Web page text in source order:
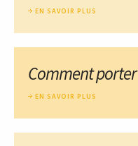
EN SAVOIR PLUS
Comment
EN SAVOIR PLUS